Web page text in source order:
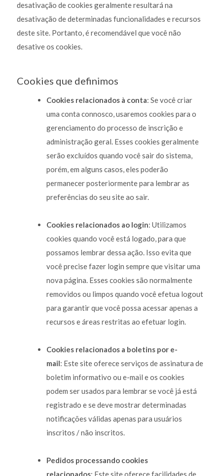
desativação de cookies geralmente resultará na
desativação de determinadas funcionalidades e recursos
deste site. Portanto, é recomendável que você não
desative os cookies.
Cookies que definimos
Cookies relacionados à conta: Se você criar
uma conta connosco, usaremos cookies para o
gerenciamento do processo de inscrição e
administração geral. Esses cookies geralmente
serão excluídos quando você sair do sistema,
porém, em alguns casos, eles poderão
permanecer posteriormente para lembrar as
preferências do seu site ao sair.
Cookies relacionados ao login: Utilizamos
cookies quando você está logado, para que
possamos lembrar dessa ação. Isso evita que
você precise fazer login sempre que visitar uma
nova página. Esses cookies são normalmente
removidos ou limpos quando você efetua logout
para garantir que você possa acessar apenas a
recursos e áreas restritas ao efetuar login.
Cookies relacionados a boletins por e-
mail: Este site oferece serviços de assinatura de
boletim informativo ou e-mail e os cookies
podem ser usados para lembrar se você já está
registrado e se deve mostrar determinadas
notificações válidas apenas para usuários
inscritos / não inscritos.
Pedidos processando cookies
relacionados: Este site oferece facilidades de